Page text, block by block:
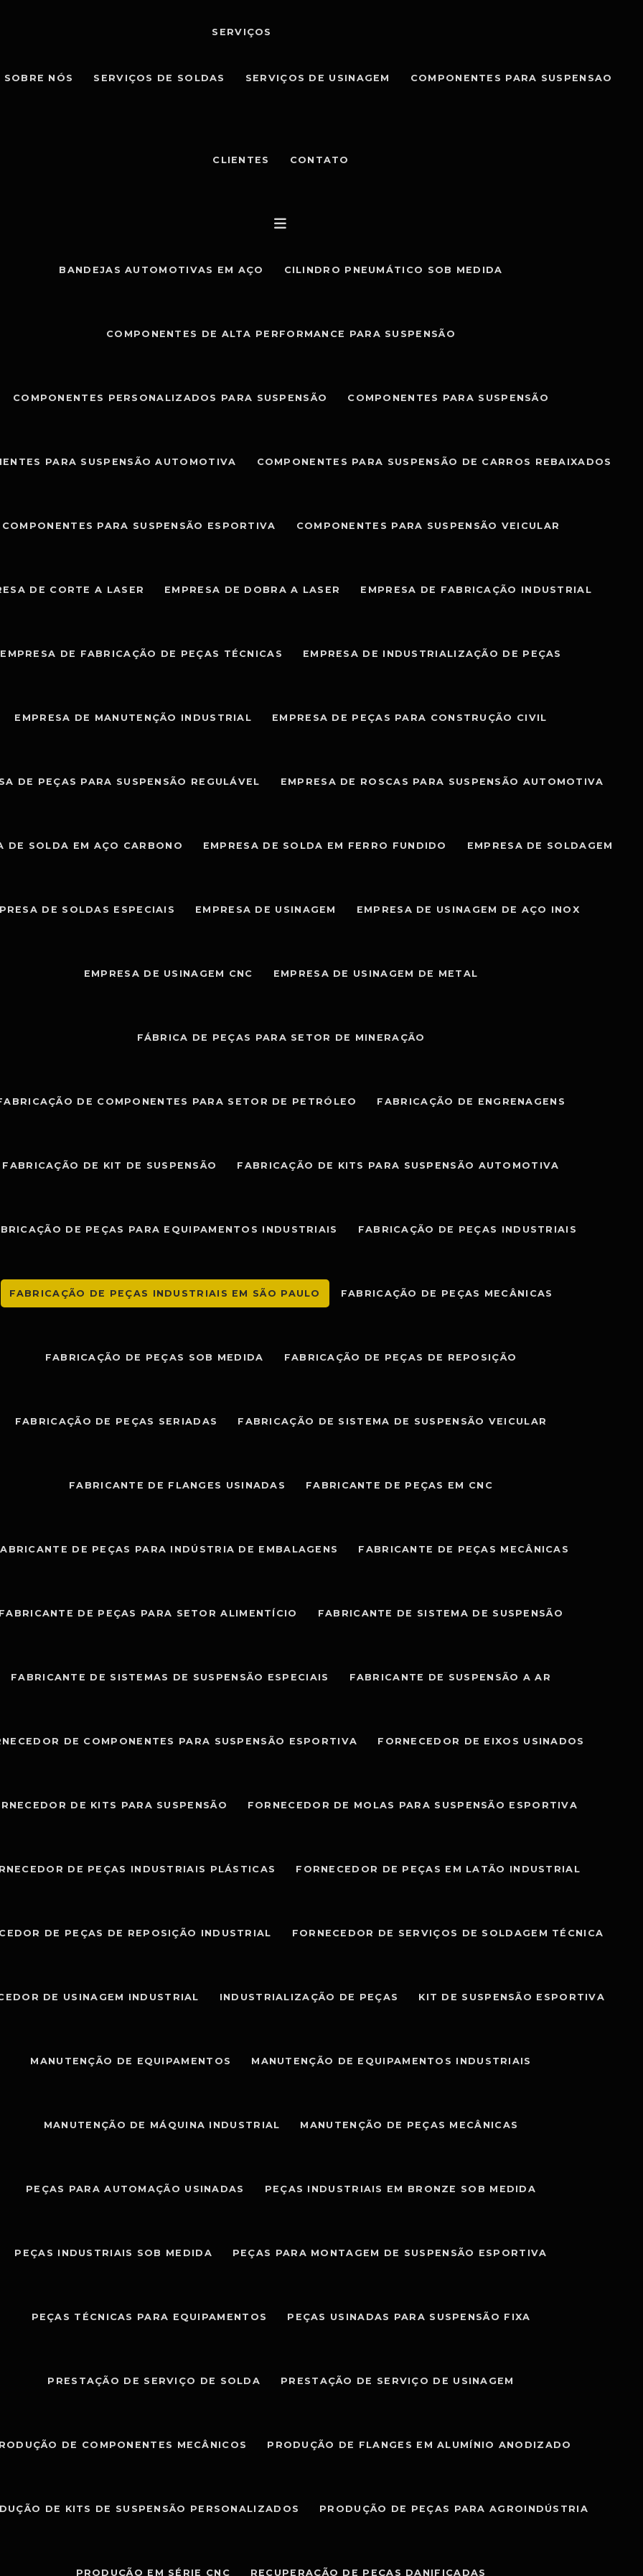
SOBRE NÓS
SERVIÇOS
SERVIÇOS DE SOLDAS SERVIÇOS DE USINAGEM COMPONENTES PARA SUSPENSAO
CLIENTES CONTATO
BANDEJAS AUTOMOTIVAS EM AÇO CILINDRO PNEUMÁTICO SOB MEDIDA
COMPONENTES DE ALTA PERFORMANCE PARA SUSPENSÃO
COMPONENTES PERSONALIZADOS PARA SUSPENSÃO COMPONENTES PARA SUSPENSÃO
PARA SUSPENSÃO AUTOMOTIVA COMPONENTES PARA SUSPENSÃO DE CARROS REBAIXADOS
COMPONENTES PARA SUSPENSÃO ESPORTIVA COMPONENTES PARA SUSPENSÃO VEICULAR
DE CORTE A LASER EMPRESA DE DOBRA A LASER EMPRESA DE FABRICAÇÃO INDUSTRIAL
EMPRESA DE FABRICAÇÃO DE PEÇAS TÉCNICAS EMPRESA DE INDUSTRIALIZAÇÃO DE PEÇAS
EMPRESA DE MANUTENÇÃO INDUSTRIAL EMPRESA DE PEÇAS PARA CONSTRUÇÃO CIVIL
DE PEÇAS PARA SUSPENSÃO REGULÁVEL EMPRESA DE ROSCAS PARA SUSPENSÃO AUTOMOTIVA
DE SOLDA EM AÇO CARBONO EMPRESA DE SOLDA EM FERRO FUNDIDO EMPRESA DE SOLDAGEM
DE SOLDAS ESPECIAIS EMPRESA DE USINAGEM EMPRESA DE USINAGEM DE AÇO INOX
EMPRESA DE USINAGEM CNC EMPRESA DE USINAGEM DE METAL
FÁBRICA DE PEÇAS PARA SETOR DE MINERAÇÃO
DE COMPONENTES PARA SETOR DE PETRÓLEO FABRICAÇÃO DE ENGRENAGENS
FABRICAÇÃO DE KIT DE SUSPENSÃO FABRICAÇÃO DE KITS PARA SUSPENSÃO AUTOMOTIVA
DE PEÇAS PARA EQUIPAMENTOS INDUSTRIAIS FABRICAÇÃO DE PEÇAS INDUSTRIAIS
FABRICAÇÃO DE PEÇAS INDUSTRIAIS EM SÃO PAULO FABRICAÇÃO DE PEÇAS MECÂNICAS
FABRICAÇÃO DE PEÇAS SOB MEDIDA FABRICAÇÃO DE PEÇAS DE REPOSIÇÃO
FABRICAÇÃO DE PEÇAS SERIADAS FABRICAÇÃO DE SISTEMA DE SUSPENSÃO VEICULAR
FABRICANTE DE FLANGES USINADAS FABRICANTE DE PEÇAS EM CNC
DE PEÇAS PARA INDÚSTRIA DE EMBALAGENS FABRICANTE DE PEÇAS MECÂNICAS
DE PEÇAS PARA SETOR ALIMENTÍCIO FABRICANTE DE SISTEMA DE SUSPENSÃO
FABRICANTE DE SISTEMAS DE SUSPENSÃO ESPECIAIS FABRICANTE DE SUSPENSÃO A AR
DE COMPONENTES PARA SUSPENSÃO ESPORTIVA FORNECEDOR DE EIXOS USINADOS
DE KITS PARA SUSPENSÃO FORNECEDOR DE MOLAS PARA SUSPENSÃO ESPORTIVA
DE PEÇAS INDUSTRIAIS PLÁSTICAS FORNECEDOR DE PEÇAS EM LATÃO INDUSTRIAL
DE PEÇAS DE REPOSIÇÃO INDUSTRIAL FORNECEDOR DE SERVIÇOS DE SOLDAGEM TÉCNICA
DE USINAGEM INDUSTRIAL INDUSTRIALIZAÇÃO DE PEÇAS KIT DE SUSPENSÃO ESPORTIVA
MANUTENÇÃO DE EQUIPAMENTOS MANUTENÇÃO DE EQUIPAMENTOS INDUSTRIAIS
MANUTENÇÃO DE MÁQUINA INDUSTRIAL MANUTENÇÃO DE PEÇAS MECÂNICAS
PEÇAS PARA AUTOMAÇÃO USINADAS PEÇAS INDUSTRIAIS EM BRONZE SOB MEDIDA
PEÇAS INDUSTRIAIS SOB MEDIDA PEÇAS PARA MONTAGEM DE SUSPENSÃO ESPORTIVA
PEÇAS TÉCNICAS PARA EQUIPAMENTOS PEÇAS USINADAS PARA SUSPENSÃO FIXA
PRESTAÇÃO DE SERVIÇO DE SOLDA PRESTAÇÃO DE SERVIÇO DE USINAGEM
DE COMPONENTES MECÂNICOS PRODUÇÃO DE FLANGES EM ALUMÍNIO ANODIZADO
DE KITS DE SUSPENSÃO PERSONALIZADOS PRODUÇÃO DE PEÇAS PARA AGROINDÚSTRIA
PRODUÇÃO EM SÉRIE CNC RECUPERAÇÃO DE PEÇAS DANIFICADAS